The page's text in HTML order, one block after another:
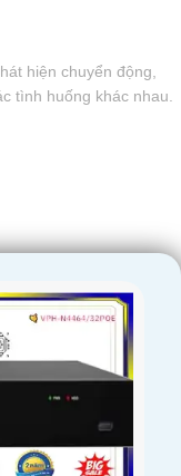
hiện chuyển động,
tình huống khác nhau.